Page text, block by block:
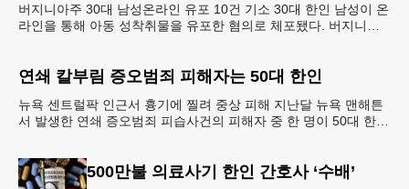
버지니아주 30대 남성온라인 유포 10건 기소 30대 한인 남성이 온
라인을 통해 아동 성착취물을 유포한 혐의로 체포됐다. 버지니아
연쇄 칼부림 증오범죄 피해자는 50대 한인
뉴욕 센트럴팍 인근서 흉기에 찔려 중상 피해 지난달 뉴욕 맨해튼
서 발생한 연쇄 증오범죄 피습사건의 피해자 중 한 명이 50대 한인
500만불 의료사기 한인 간호사 ‘수배’